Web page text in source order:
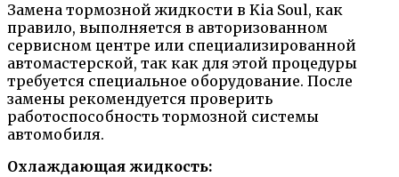
Замена тормозной жидкости в Kia Soul, как
правило, выполняется в авторизованном
сервисном центре или специализированной
автомастерской, так как для этой процедуры
требуется специальное оборудование. После
замены рекомендуется проверить
работоспособность тормозной системы
автомобиля.
Охлаждающая жидкость: